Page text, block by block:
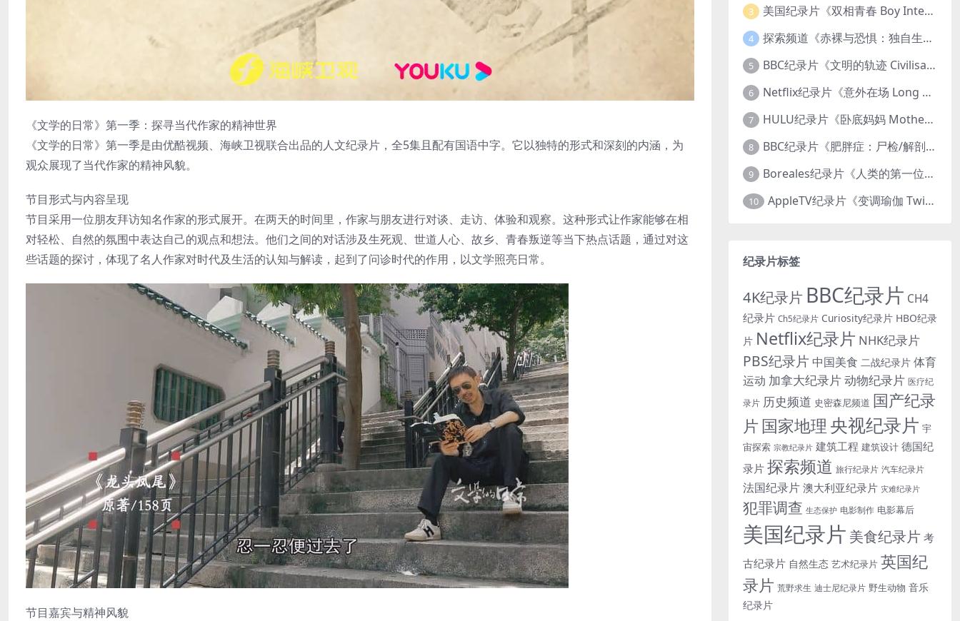
《文学的日常》第一季：探寻当代作家的精神世界
《文学的日常》第一季是由优酷视频、海峡卫视联合出品的人文纪录片，全5集且配有国语中字。它以独特的形式和深刻的内涵，为
观众展现了当代作家的精神风貌。
节目形式与内容呈现
节目采用一位朋友拜访知名作家的形式展开。在两天的时间里，作家与朋友进行对谈、走访、体验和观察。这种形式让作家能够在相
对轻松、自然的氛围中表达自己的观点和想法。他们之间的对话涉及生死观、世道人心、故乡、青春叛逆等当下热点话题，通过对这
些话题的探讨，体现了名人作家对时代及生活的认知与解读，起到了问诊时代的作用，以文学照亮日常。
节目嘉宾与精神风貌
3 美国纪录片《双相青春 Boy Interrupted 2009》英语中英双字 官方纯净版 1080P/MKV/1.43G 青少年躁郁症
4 探索频道《赤裸与恐惧：独自生存/赤裸荒野求生 Naked and Afraid: Solo 2023》第一季全8集 英语中英双字 官方纯净版 高码1080P/MKV/45.4G
5 BBC纪录片《文明的轨迹 Civilisations 1969》全13集 英语中英双字 高清收藏版 1080P/MKV/64.1G 西方艺术史话
6 Netflix纪录片《意外在场 Long Shot 2017》英语中字 720P/NKV/1.06GB 美国谋杀误判案件
7 HULU纪录片《卧底妈妈 Mother Undercover 2023》全4集 英语中英双字 官方纯净版 1080P/MKV/7.6G 拯救孩子
8 BBC纪录片《肥胖症：尸检/解剖肥胖 Obesity: The Post Mortem 2016》英语中英双字 无水印纯净版 1080P/MKV/1.03G
9 Boreales纪录片《人类的第一位动物朋友：人类和狗的神奇故事 Man’s First Friend 2018》英语中英双字 1080P/MP4/1.8G 狗的神奇故事
10 AppleTV纪录片《变调瑜伽 Twisted Yoga 2026》全3集 英语中英双字 无水印纯净版 1080P/MKV/10G 瑜伽大师背后的真相
纪录片标签
4K纪录片 BBC纪录片 CH4
纪录片 Ch5纪录片 Curiosity纪录片 HBO纪录
片 Netflix纪录片 NHK纪录片
PBS纪录片 中国美食 二战纪录片 体育
运动 加拿大纪录片动物纪录片 医疗纪
录片 历史频道 史密森尼频道 国产纪录
片 国家地理 央视纪录片 宇
宙探索 宗教纪录片 建筑工程 建筑设计 德国纪
录片 探索频道 旅行纪录片 汽车纪录片
法国纪录片 澳大利亚纪录片 灾难纪录片
犯罪调查 生态保护 电影制作 电影幕后
美国纪录片 美食纪录片考
古纪录片 自然生态 艺术纪录片 英国纪
录片 荒野求生 迪士尼纪录片 野生动物 音乐
纪录片